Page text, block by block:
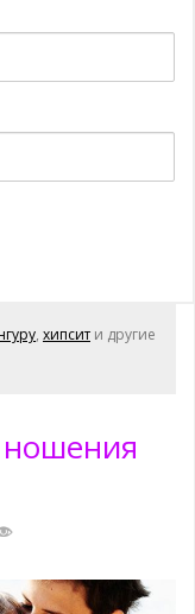
, хипсит и другие